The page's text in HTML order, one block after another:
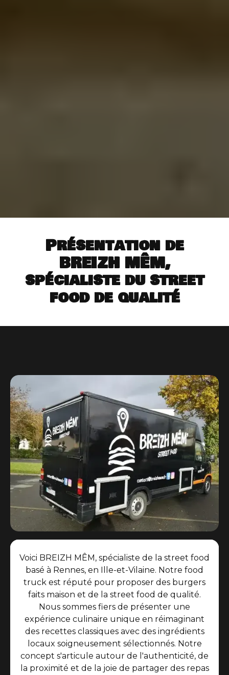
Présentation de
BREIZH MÊM,
spécialiste du street
food de qualité
Voici BREIZH MÊM, spécialiste de la street food
basé à Rennes, en Ille-et-Vilaine. Notre food
truck est réputé pour proposer des burgers
faits maison et de la street food de qualité.
Nous sommes fiers de présenter une
expérience culinaire unique en réimaginant
des recettes classiques avec des ingrédients
locaux soigneusement sélectionnés. Notre
concept s'articule autour de l'authenticité, de
la proximité et de la joie de partager des repas